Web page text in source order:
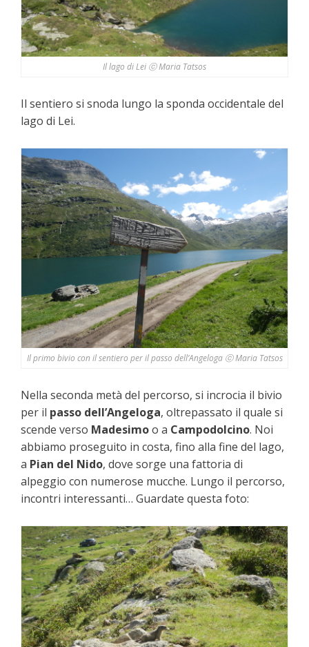
Il lago di Lei ⓒ Maria Tatsos
Il sentiero si snoda lungo la sponda occidentale del
lago di Lei.
Il primo bivio con il sentiero per il passo dell’Angeloga ⓒ Maria Tatsos
Nella seconda metà del percorso, si incrocia il bivio
per il passo dell’Angeloga, oltrepassato il quale si
scende verso Madesimoo a Campodolcino. Noi
abbiamo proseguito in costa, fino alla fine del lago,
a Pian del Nido, dove sorge una fattoria di
alpeggio con numerose mucche. Lungo il percorso,
incontri interessanti… Guardate questa foto: